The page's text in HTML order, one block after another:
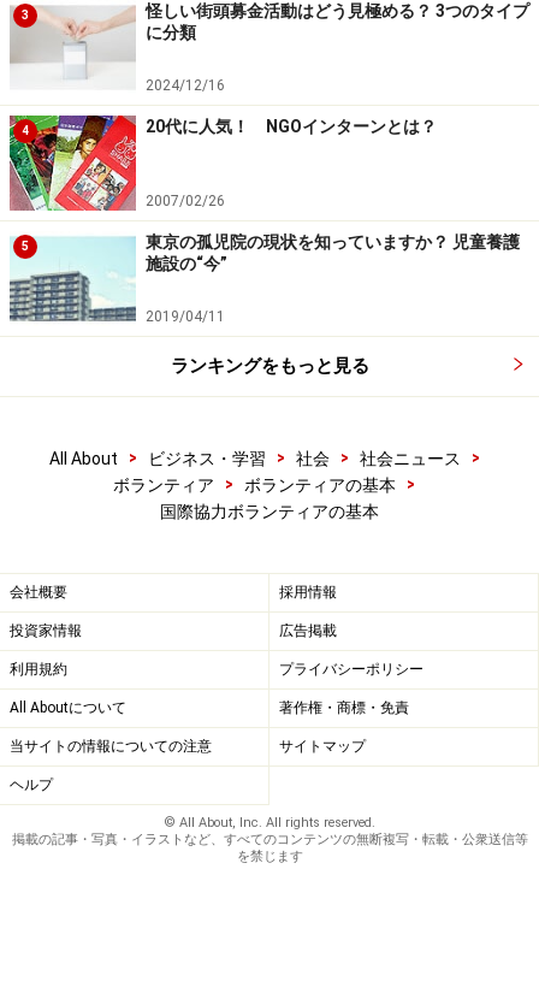
3
怪しい街頭募金活動はどう見極める？ 3つのタイプ
に分類
2024/12/16
4 20代に人気！ NGOインターンとは？
2007/02/26
5
東京の孤児院の現状を知っていますか？ 児童養護
施設の“今”
2019/04/11
ランキングをもっと見る
All About > ビジネス・学習 > 社会 > 社会ニュース
>
ボランティア
> ボランティアの基本
>
国際協力ボランティアの基本
会社概要 採用情報
投資家情報 広告掲載
利用規約 プライバシーポリシー
All Aboutについて 著作権・商標・免責
当サイトの情報についての注意 サイトマップ
ヘルプ
© All About, Inc. All rights reserved.
掲載の記事・写真・イラストなど、すべてのコンテンツの無断複写・転載・公衆送信等
を禁じます